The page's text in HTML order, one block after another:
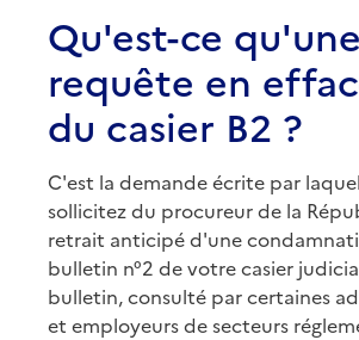
Qu'est-ce qu'une
requête en
du casier B2 ?
C'est la demande écrite par
sollicitez du procureur de la
retrait anticipé d'une
bulletin n°2 de votre casier
bulletin, consulté par certaines
et employeurs de secteurs